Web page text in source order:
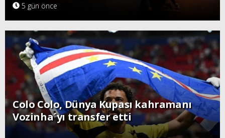
5 gün önce
Colo Colo, Dünya Kupası kahramanı
Vozinha´yı transfer etti